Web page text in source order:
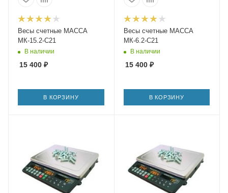
Весы счетные МАССА
МК-15.2-С21
В наличии
15 400 ₽
В КОРЗИНУ
Весы счетные МАССА
МК-6.2-С21
В наличии
15 400₽
В КОРЗИНУ